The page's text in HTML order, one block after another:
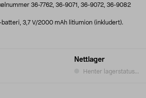
Nettlager
Henter lagerstatus...
36-7762, 36-9071, 36-9072, 36-9082
batteri, 3,7 V/2000 mAh litiumion (inkludert).